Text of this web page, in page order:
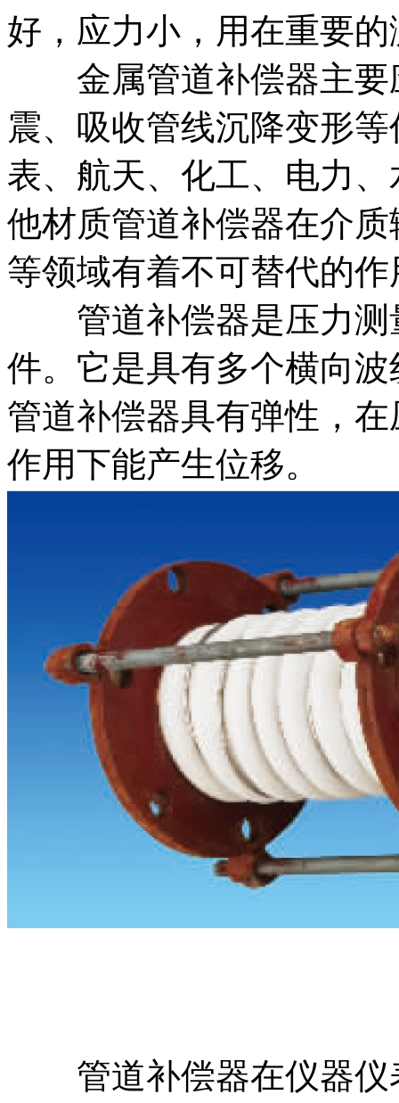
好，应力小，用在重要
金属管道补偿器主要
震、吸收管线沉降变形
表、航天、化工、电力
他材质管道补偿器在介
等领域有着不可替代的作
管道补偿器是压力测
件。它是具有多个横向
管道补偿器具有弹性，
作用下能产生位移。
管道补偿器在仪器仪